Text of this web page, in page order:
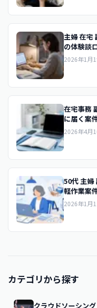
主婦 在宅
の体験談
2026年1月
在宅事務
に届く案
2026年4月
50代 主婦
軽作業案
2026年1月
カテゴリから探す
クラウドソーシン